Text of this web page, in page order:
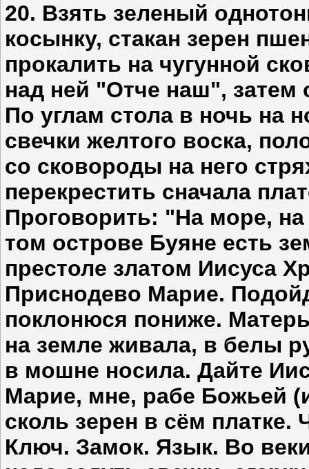
20. Взять зеленый
косынку, стакан зерен
прокалить на чугунной
над ней "Отче наш", затем
По углам стола в ночь на
свечки желтого воска,
со сковороды на него
перекрестить сначала
Проговорить: "На море,
том острове Буяне есть
престоле златом Иисуса
Приснодево Марие.
поклонюся пониже.
на земле живала, в белы
в мошне носила. Дайте
Марие, мне, рабе Божьей
сколь зерен в сём
Ключ. Замок. Язык. Во